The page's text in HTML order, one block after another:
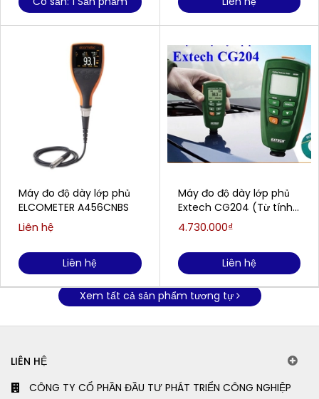
Máy đo độ dày lớp phủ
ELCOMETER A456CNBS
Liên hệ
Liên hệ
Máy đo độ dày lớp phủ
Extech CG204 (Từ tính,
không từ tính)
4.730.000₫
Liên hệ
Xem tất cả sản phẩm tương tự
LIÊN HỆ
CÔNG TY CỔ PHẦN ĐẦU TƯ PHÁT TRIỂN CÔNG NGHIỆP